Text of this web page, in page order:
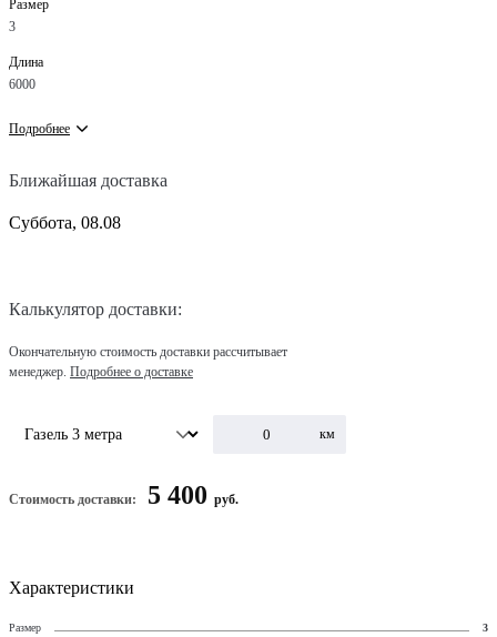
Размер
3
Длина
6000
Подробнее
Ближайшая доставка
Суббота, 08.08
Калькулятор доставки:
Окончательную стоимость доставки рассчитывает
менеджер. Подробнее о доставке
км
Стоимость доставки: 5 400 руб.
Характеристики
Размер
3